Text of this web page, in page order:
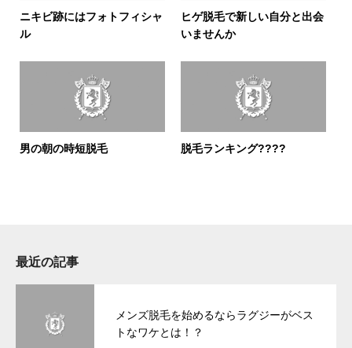
ニキビ跡にはフォトフィシャ
ル
ヒゲ脱毛で新しい自分と出会
いませんか
男の朝の時短脱毛 脱毛ランキング????
最近の記事
メンズ脱毛を始めるならラグジーがベス
トなワケとは！？